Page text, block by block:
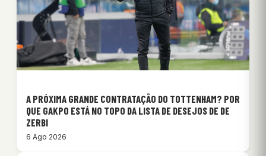
A PRÓXIMA GRANDE CONTRATAÇÃO DO TOTTENHAM? POR
QUE GAKPO ESTÁ NO TOPO DA LISTA DE DESEJOS DE DE
ZERBI
6 Ago 2026